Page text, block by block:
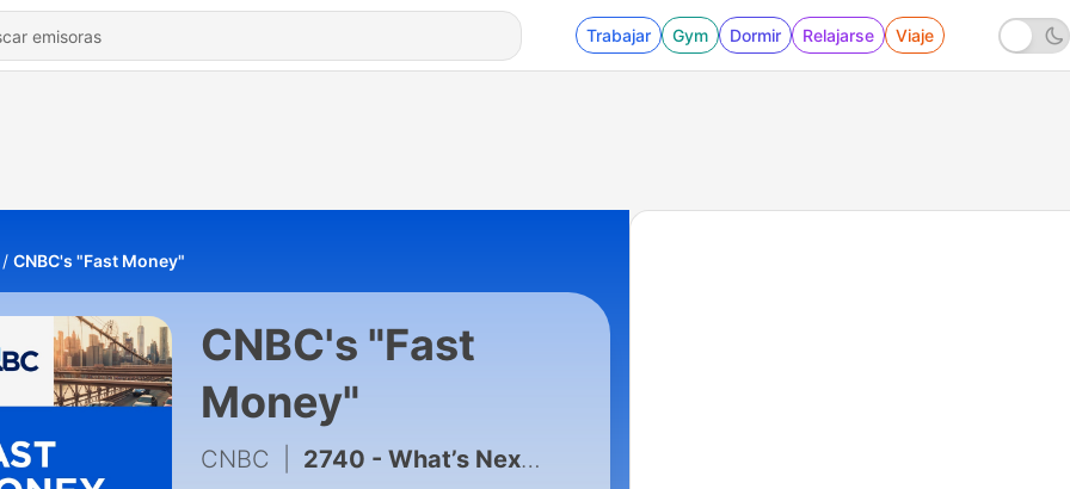
Trabajar Gym Dormir Relajarse Viaje
CNBC's "Fast Money"
CNBC's "Fast
Money"
CNBC 2740 - What’s Next for the Consumer… And Metals and Materials Surge 8/5/26